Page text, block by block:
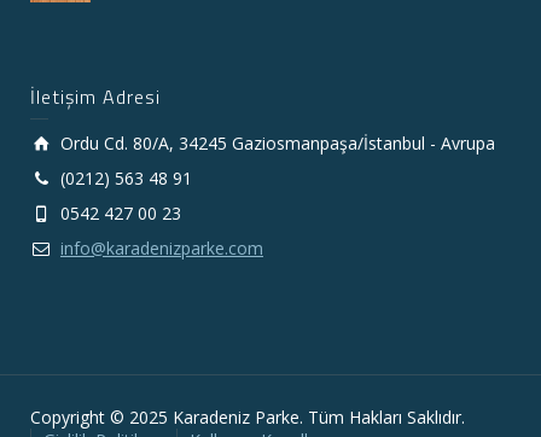
İletişim Adresi
Ordu Cd. 80/A, 34245 Gaziosmanpaşa/İstanbul - Avrupa
(0212) 563 48 91
0542 427 00 23
info@karadenizparke.com
Copyright © 2025 Karadeniz Parke. Tüm Hakları Saklıdır.